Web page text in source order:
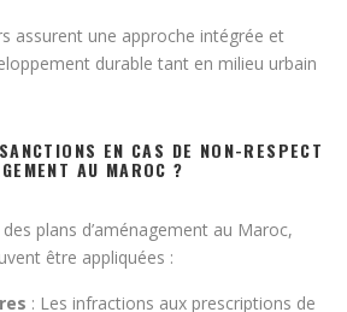
assurent une approche intégrée et
durable tant en milieu urbain
EN CAS DE NON-RESPECT
AU MAROC ?
plans d’aménagement au Maroc,
être appliquées :
: Les infractions aux prescriptions de